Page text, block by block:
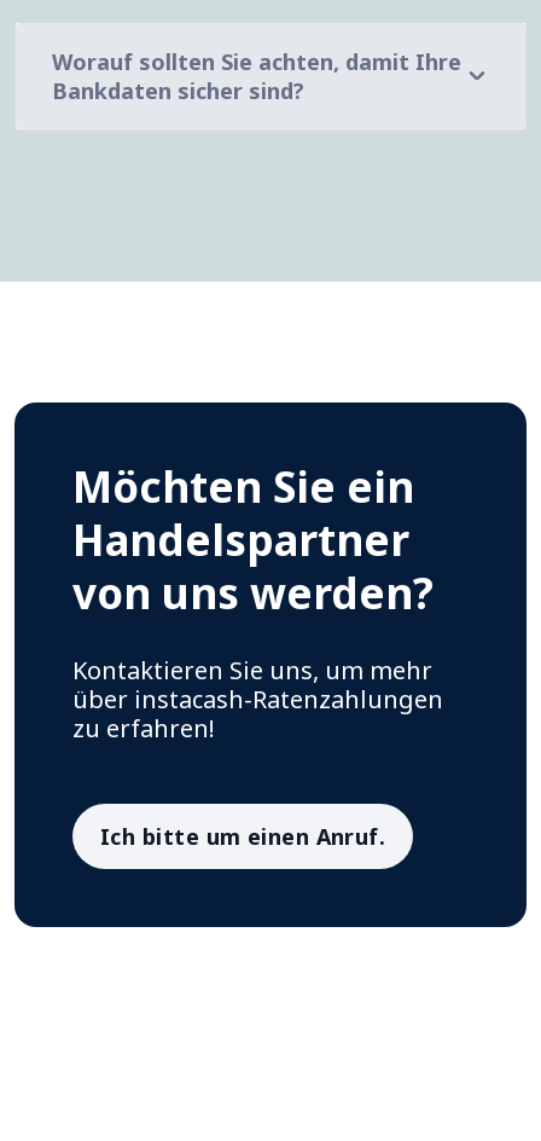
Worauf sollten Sie achten, damit Ihre
Bankdaten sicher sind?
Möchten Sie ein
Handelspartner
von uns werden?
Kontaktieren Sie uns, um mehr
über instacash-Ratenzahlungen
zu erfahren!
Ich bitte um einen Anruf.